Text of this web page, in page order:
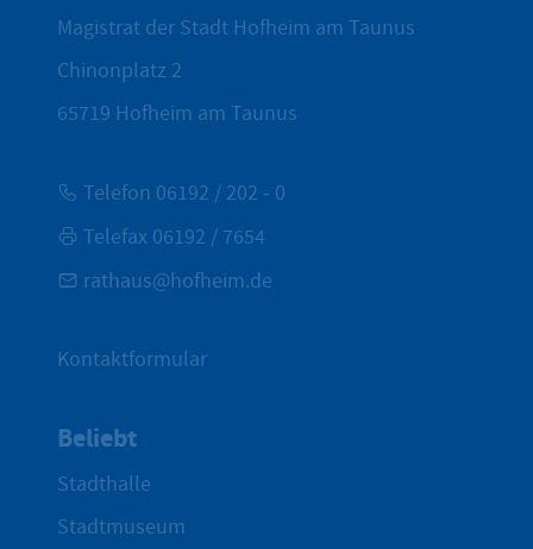
Magistrat der Stadt Hofheim am Taunus
Chinonplatz 2
65719 Hofheim am Taunus
Telefon 06192 / 202 - 0
Telefax 06192 / 7654
rathaus@hofheim.de
Kontaktformular
Beliebt
Stadthalle
Stadtmuseum